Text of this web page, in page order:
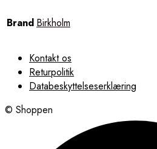
Brand Birkholm
Kontakt os
Returpolitik
Databeskyttelseserklæring
© Shoppen